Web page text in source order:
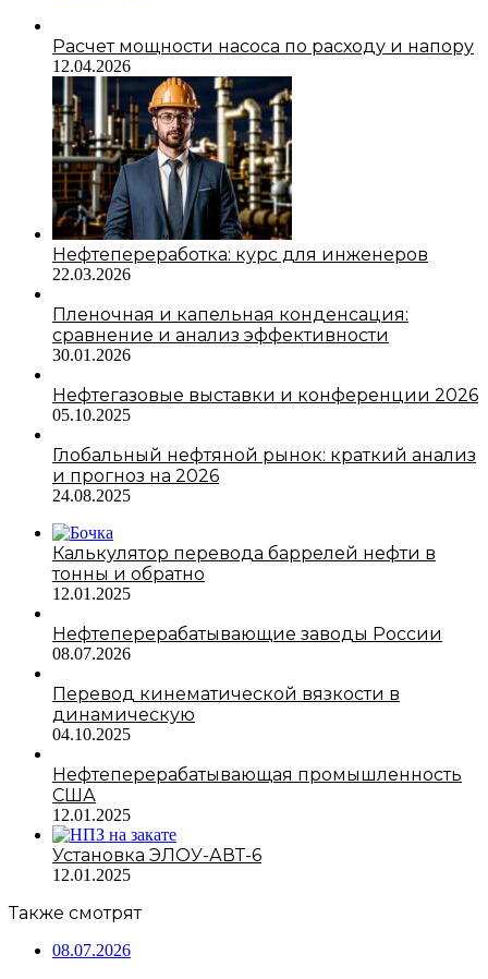
Расчет мощности насоса по расходу и напору
12.04.2026
Нефтепереработка: курс для инженеров
22.03.2026
Пленочная и капельная конденсация:
сравнение и анализ эффективности
30.01.2026
Нефтегазовые выставки и конференции 2026
05.10.2025
Глобальный нефтяной рынок: краткий анализ
и прогноз на 2026
24.08.2025
Калькулятор перевода баррелей нефти в
тонны и обратно
12.01.2025
Нефтеперерабатывающие заводы России
08.07.2026
Перевод кинематической вязкости в
динамическую
04.10.2025
Нефтеперерабатывающая промышленность
США
12.01.2025
Установка ЭЛОУ-АВТ-6
12.01.2025
Также смотрят
08.07.2026